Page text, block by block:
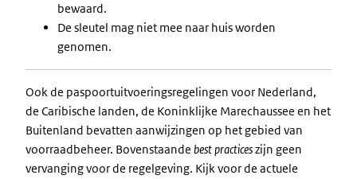
bewaard.
De sleutel mag niet mee naar huis worden
genomen.
Ook de paspoortuitvoeringsregelingen voor Nederland,
de Caribische landen, de Koninklijke Marechaussee en het
Buitenland bevatten aanwijzingen op het gebied van
voorraadbeheer. Bovenstaande best practiceszijn geen
vervanging voor de regelgeving. Kijk voor de actuele